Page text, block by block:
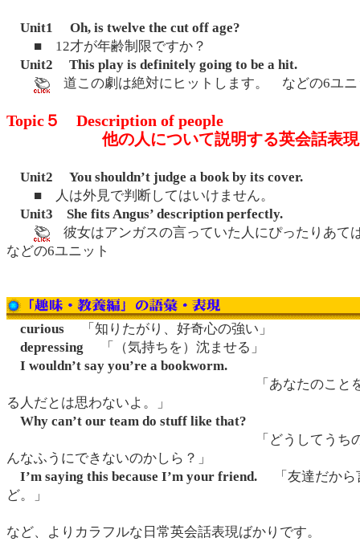
Unit1 Oh, is twelve the cut off age?
■ 12才が年齢制限ですか？
Unit2 This play is definitely going to be a hit.
道この劇は絶対にヒットします。 などの6ユニ
Topic５ Description of people
他の人について説明する英会話表現
Unit2 You shouldn’t judge a book by its cover.
■ 人は外見で判断してはいけません。
Unit3 She fits Angus’ description perfectly.
彼女はアンガスの言っていた人にぴったりあ
などの6ユニット
curious
「知りたがり、好奇心の強い」
depressing
「（気持ちを）沈ませる」
I wouldn’t say you’re a bookworm.
「あなたのことを読書ば
る人だとは思わないよ。」
Why can’t our team do stuff like that?
「どうしてうちのチーム
んなふうにできないのかしら？」
I’m saying this because I’m your friend.
「友達だから
ど。」
など、よりカラフルな日常英会話表現ばかりです。